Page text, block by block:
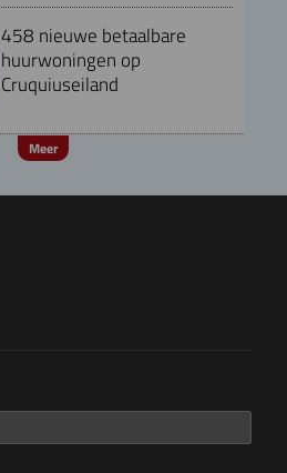
458 nieuwe betaalbare
huurwoningen op
Cruquiuseiland
Meer